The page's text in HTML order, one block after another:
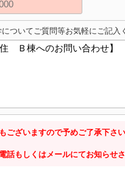
ついてご質問等お気軽にご記入
ざいますので予めご了承下さい
話もしくはメールにてお知らせ